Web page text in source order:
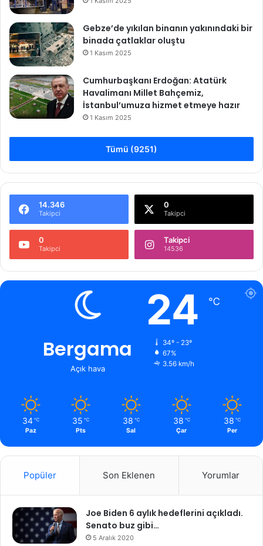
Gebze’de yıkılan binanın yakınındaki bir
binada çatlaklar oluştu
1 Kasım 2025
Cumhurbaşkanı Erdoğan: Atatürk
Havalimanı Millet Bahçemiz,
İstanbul’umuza hizmet etmeye hazır
1 Kasım 2025
Tümü (9251)
14.346
Takipci
0
Takipci
0
Takipci
Takipci
14536
Bergama
Açık hava
24 ℃
34º - 23º
67%
3.56 km/h
34 ℃
Paz
35 ℃
Pts
38 ℃
Sal
38 ℃
Çar
38 ℃
Per
Popüler Son Eklenen Yorumlar
Joe Biden 6 aylık hedeflerini açıkladı.
Senato buz gibi…
5 Aralık 2020